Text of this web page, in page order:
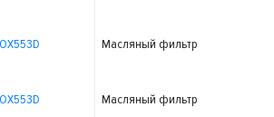
OX553D Масляный фильтр
OX553D Масляный фильтр